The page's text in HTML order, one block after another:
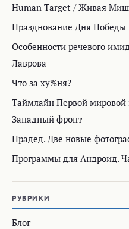
Human Target / Живая
Празднование Дня Победы
Особенности речевого
Лаврова
Что за ху%ня?
Таймлайн Первой мировой
Западный фронт
Прадед. Две новые
Программы для Андроид.
РУБРИКИ
Блог